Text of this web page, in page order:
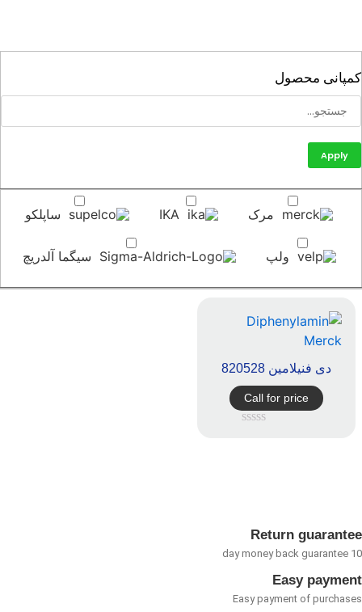
محصول
Apply
مرک IKA ساپلکو
ولپ سیگما آلدریچ
دی فنیلامین 820528
Call for price
Return
Easy
Easy payment of